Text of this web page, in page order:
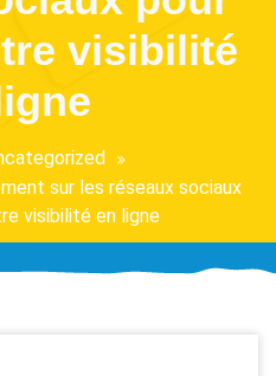
visibilité
sur les réseaux sociaux
visibilité en ligne